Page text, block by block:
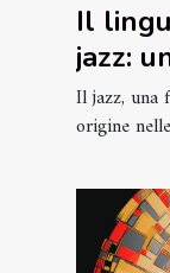
Il
jazz:
Il jazz, una
origine